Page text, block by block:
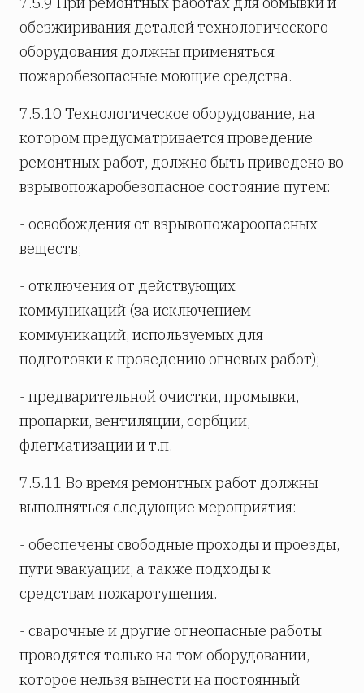
обезжиривания деталей технологического
оборудования должны применяться
пожаробезопасные моющие средства.
7.5.10 Технологическое оборудование, на
котором предусматривается проведение
ремонтных работ, должно быть приведено во
взрывопожаробезопасное состояние путем:
- освобождения от взрывопожароопасных
веществ;
- отключения от действующих
коммуникаций (за исключением
коммуникаций, используемых для
подготовки к проведению огневых работ);
- предварительной очистки, промывки,
пропарки, вентиляции, сорбции,
флегматизации и т.п.
7.5.11 Во время ремонтных работ должны
выполняться следующие мероприятия:
- обеспечены свободные проходы и проезды,
пути эвакуации, а также подходы к
средствам пожаротушения.
- сварочные и другие огнеопасные работы
проводятся только на том оборудовании,
которое нельзя вынести на постоянный